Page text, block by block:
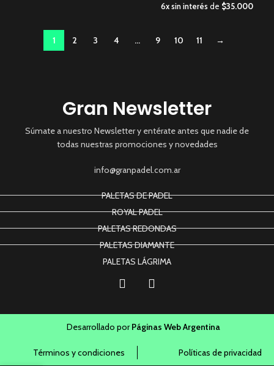
6x sin interés de $35.000
1 2 3 4 … 9 10 11 →
Gran Newsletter
Súmate a nuestro Newsletter y entérate antes que nadie de
todas nuestras promociones y novedades
info@granpadel.com.ar
PALETAS DE PADEL
ROYAL PADEL
PALETAS REDONDAS
PALETAS DIAMANTE
PALETAS LÁGRIMA
Desarrollado porPáginas Web Argentina
Términos y condiciones Políticas de privacidad